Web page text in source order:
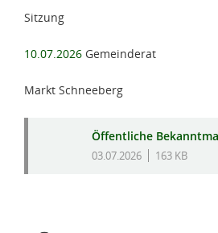
Sitzung
10.07.2026 Gemeinderat
Markt Schneeberg
Öffentliche
03.07.2026 163 KB